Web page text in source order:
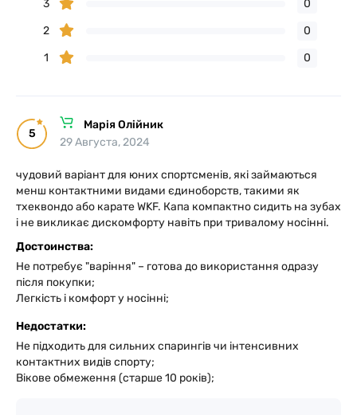
3
0
2
0
1
0
5
Марія Олійник
29 Августа, 2024
чудовий варіант для юних спортсменів, які займаються
менш контактними видами єдиноборств, такими як
тхеквондо або карате WKF. Капа компактно сидить на зубах
і не викликає дискомфорту навіть при тривалому носінні.
Достоинства:
Не потребує "варіння" – готова до використання одразу
після покупки;
Легкість і комфорт у носінні;
Недостатки:
Не підходить для сильних спарингів чи інтенсивних
контактних видів спорту;
Вікове обмеження (старше 10 років);